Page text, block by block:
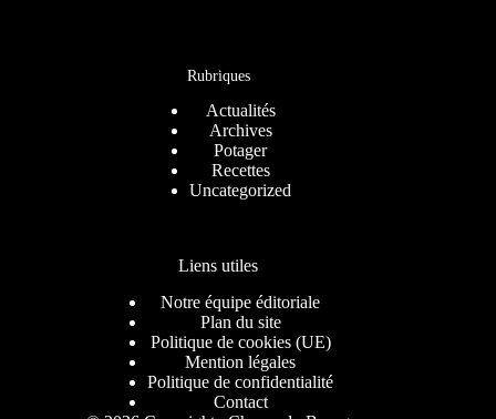
Rubriques
Actualités
Archives
Potager
Recettes
Uncategorized
Liens utiles
Notre équipe éditoriale
Plan du site
Politique de cookies (UE)
Mention légales
Politique de confidentialité
Contact